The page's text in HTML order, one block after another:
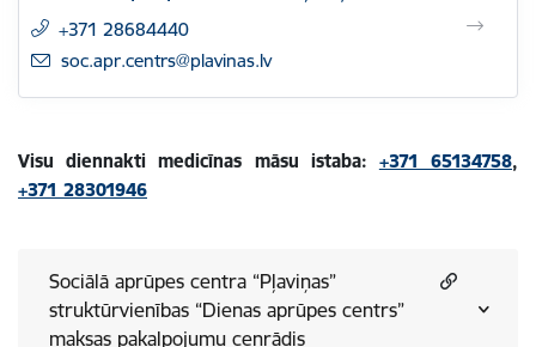
+371 28684440
E-pasts:
soc.apr.centrs@plavinas.lv
Visu diennakti medicīnas māsu istaba: +371 65134758,
+371 28301946
Sociālā aprūpes centra “Pļaviņas”
struktūrvienības “Dienas aprūpes centrs”
maksas pakalpojumu cenrādis